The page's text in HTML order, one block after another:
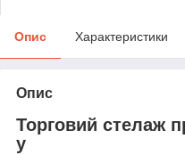
Опис Характеристики
Опис
Торговий стелаж
у​